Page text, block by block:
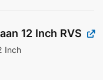
12 Inch RVS
Inch